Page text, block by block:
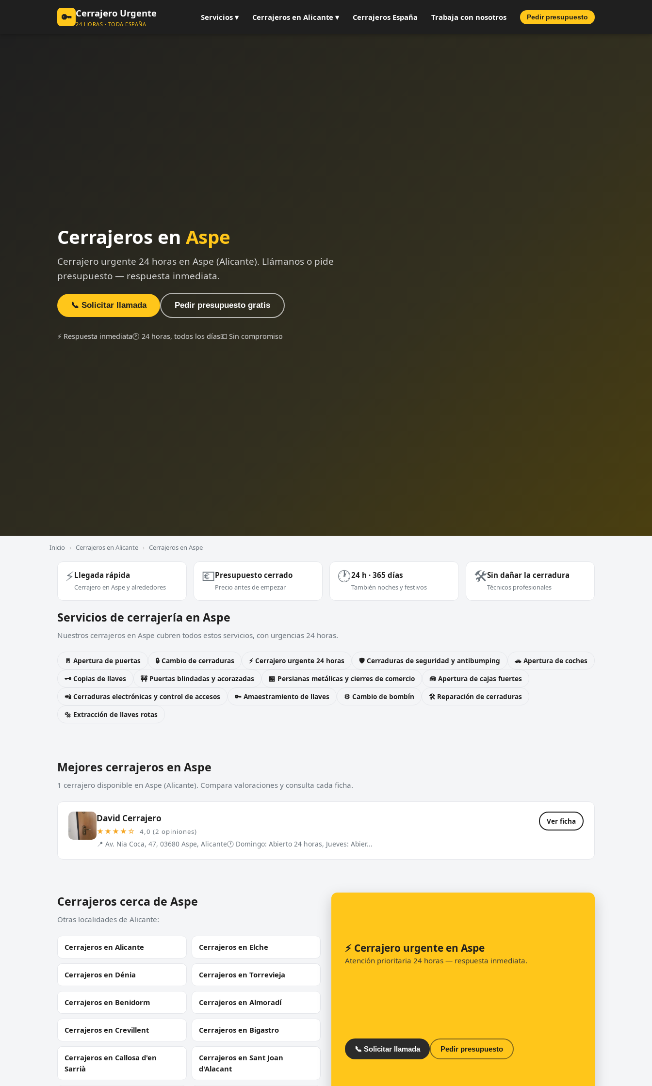
🔑 Cerrajero Urgente
24 HORAS · TODA ESPAÑA
Servicios ▾ Cerrajeros en Alicante ▾ Cerrajeros España Trabaja con nosotros Pedir presupuesto
Cerrajeros en Aspe
Cerrajero urgente 24 horas en Aspe (Alicante). Llámanos o pide
presupuesto — respuesta inmediata.
📞 Solicitar llamada Pedir presupuesto gratis
⚡ Respuesta inmediata🕐 24 horas, todos los días💶 Sin compromiso
Inicio › Cerrajeros en Alicante › Cerrajeros en Aspe
⚡Llegada rápida
Cerrajero en Aspe y alrededores
💶Presupuesto cerrado
Precio antes de empezar
🕐24 h · 365 días
También noches y festivos
🛠️Sin dañar la cerradura
Técnicos profesionales
Servicios de cerrajería en Aspe
Nuestros cerrajeros en Aspe cubren todos estos servicios, con urgencias 24 horas.
🚪 Apertura de puertas 🔒 Cambio de cerraduras ⚡ Cerrajero urgente 24 horas 🛡️ Cerraduras de seguridad y antibumping
🚗 Apertura de coches
🗝️ Copias de llaves
🚧 Puertas blindadas y acorazadas 🏪 Persianas metálicas y cierres de comercio
🧰 Apertura de cajas fuertes
📲 Cerraduras electrónicas y control de accesos
🔑 Amaestramiento de llaves ⚙️ Cambio de bombín
🛠️ Reparación de cerraduras
🔩 Extracción de llaves rotas
Mejores cerrajeros en Aspe
1 cerrajero disponible en Aspe (Alicante). Compara valoraciones y consulta cada ficha.
David Cerrajero
★★★★☆ 4,0 (2 opiniones)
📍 Av. Nia Coca, 47, 03680 Aspe, Alicante🕐 Domingo: Abierto 24 horas, Jueves: Abier...
Ver ficha
Cerrajeros cerca de Aspe
Otras localidades de Alicante:
Cerrajeros en Alicante Cerrajeros en Elche
Cerrajeros en Dénia Cerrajeros en Torrevieja
Cerrajeros en Benidorm Cerrajeros en Almoradí
Cerrajeros en Crevillent Cerrajeros en Bigastro
Cerrajeros en Callosa d'en
Sarrià
Cerrajeros en Sant Joan
d'Alacant
⚡ Cerrajero urgente en Aspe
Atención prioritaria 24 horas — respuesta inmediata.
📞 Solicitar llamada Pedir presupuesto